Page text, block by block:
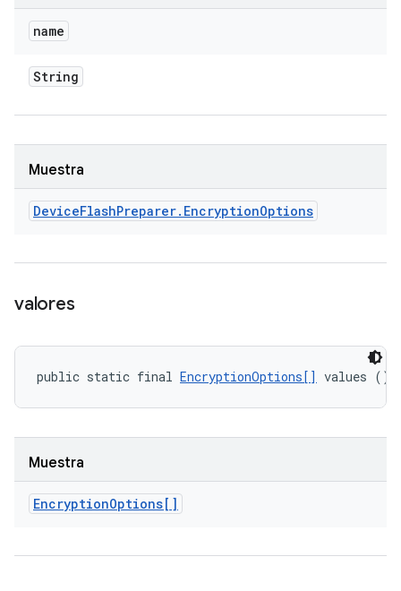
name
String
Muestra
DeviceFlashPreparer. EncryptionOptions
valores
public static final EncryptionOptions[] values ()
Muestra
EncryptionOptions[]